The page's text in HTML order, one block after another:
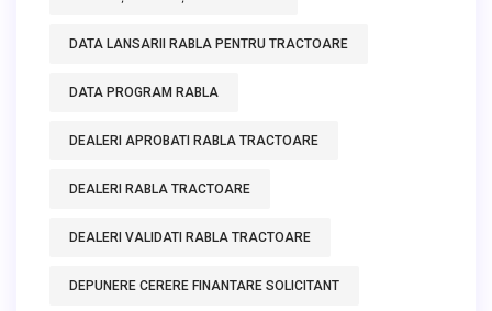
DATA LANSARII RABLA PENTRU TRACTOARE
DATA PROGRAM RABLA
DEALERI APROBATI RABLA TRACTOARE
DEALERI RABLA TRACTOARE
DEALERI VALIDATI RABLA TRACTOARE
DEPUNERE CERERE FINANTARE SOLICITANT